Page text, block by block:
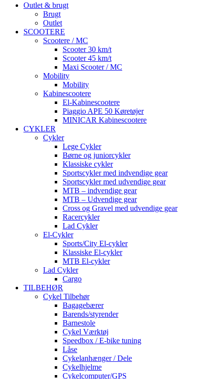
Outlet & brugt
Brugt
Outlet
SCOOTERE
Scootere / MC
Scooter 30 km/t
Scooter 45 km/t
Maxi Scooter / MC
Mobility
Mobility
Kabinescootere
El-Kabinescootere
Piaggio APE 50 Køretøjer
MINICAR Kabinescootere
CYKLER
Cykler
Lege Cykler
Børne og juniorcykler
Klassiske cykler
Sportscykler med indvendige gear
Sportscykler med udvendige gear
MTB – indvendige gear
MTB – Udvendige gear
Cross og Gravel med udvendige gear
Racercykler
Lad Cykler
El-Cykler
Sports/City El-cykler
Klassiske El-cykler
MTB El-cykler
Lad Cykler
Cargo
TILBEHØR
Cykel Tilbehør
Bagagebærer
Barends/styrender
Barnestole
Cykel Værktøj
Speedbox / E-bike tuning
Låse
Cykelanhænger / Dele
Cykelhjelme
Cykelcomputer/GPS